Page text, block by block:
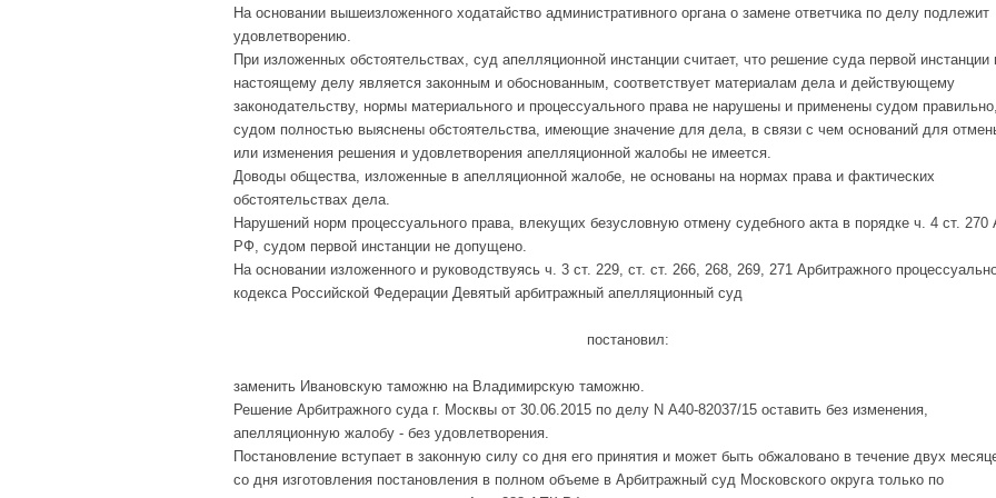
На основании вышеизложенного ходатайство административного органа о замене ответчика по делу подлежит
удовлетворению.
При изложенных обстоятельствах, суд апелляционной инстанции считает, что решение суда первой инстанции
настоящему делу является законным и обоснованным, соответствует материалам дела и действующему
законодательству, нормы материального и процессуального права не нарушены и применены судом правильно,
судом полностью выяснены обстоятельства, имеющие значение для дела, в связи с чем оснований для
или изменения решения и удовлетворения апелляционной жалобы не имеется.
Доводы общества, изложенные в апелляционной жалобе, не основаны на нормах права и фактических
обстоятельствах дела.
Нарушений норм процессуального права, влекущих безусловную отмену судебного акта в порядке ч. 4 ст. 270
РФ, судом первой инстанции не допущено.
На основании изложенного и руководствуясь ч. 3 ст. 229, ст. ст. 266, 268, 269, 271 Арбитражного
кодекса Российской Федерации Девятый арбитражный апелляционный суд
постановил:
заменить Ивановскую таможню на Владимирскую таможню.
Решение Арбитражного суда г. Москвы от 30.06.2015 по делу N А40-82037/15 оставить без изменения,
апелляционную жалобу - без удовлетворения.
Постановление вступает в законную силу со дня его принятия и может быть обжаловано в течение двух
со дня изготовления постановления в полном объеме в Арбитражный суд Московского округа только по